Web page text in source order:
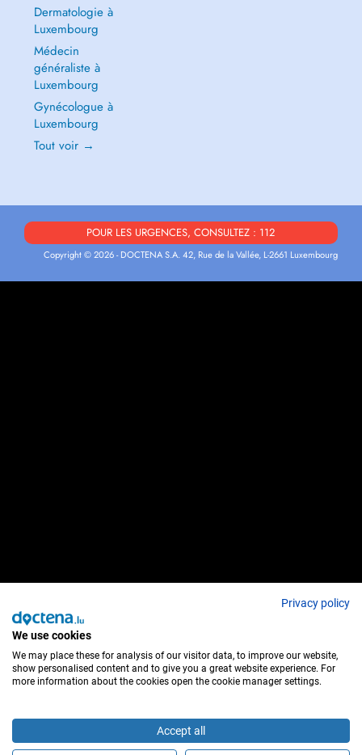
Dermatologie à
Luxembourg
Médecin
généraliste à
Luxembourg
Gynécologue à
Luxembourg
Tout voir →
POUR LES URGENCES, CONSULTEZ : 112
Copyright © 2026 - DOCTENA S.A. 42, Rue de la Vallée, L-2661 Luxembourg
Privacy policy
We use cookies
We may place these for analysis of our visitor data, to improve our website,
show personalised content and to give you a great website experience. For
more information about the cookies open the cookie manager settings.
Accept all